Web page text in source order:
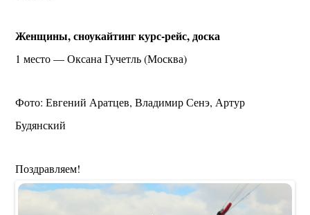
Женщины, сноукайтинг курс-рейс, доска
1 место — Оксана Гучетль (Москва)
Фото: Евгений Аратцев, Владимир Сенэ, Артур
Будянский
Поздравляем!